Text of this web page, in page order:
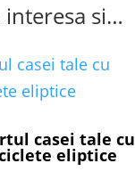
interesa si…
casei tale cu
eliptice